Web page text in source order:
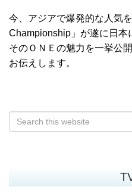
今、アジアで爆発的な人気
Championship」が遂に日本
そのＯＮＥの魅力を一挙公
お伝えします。